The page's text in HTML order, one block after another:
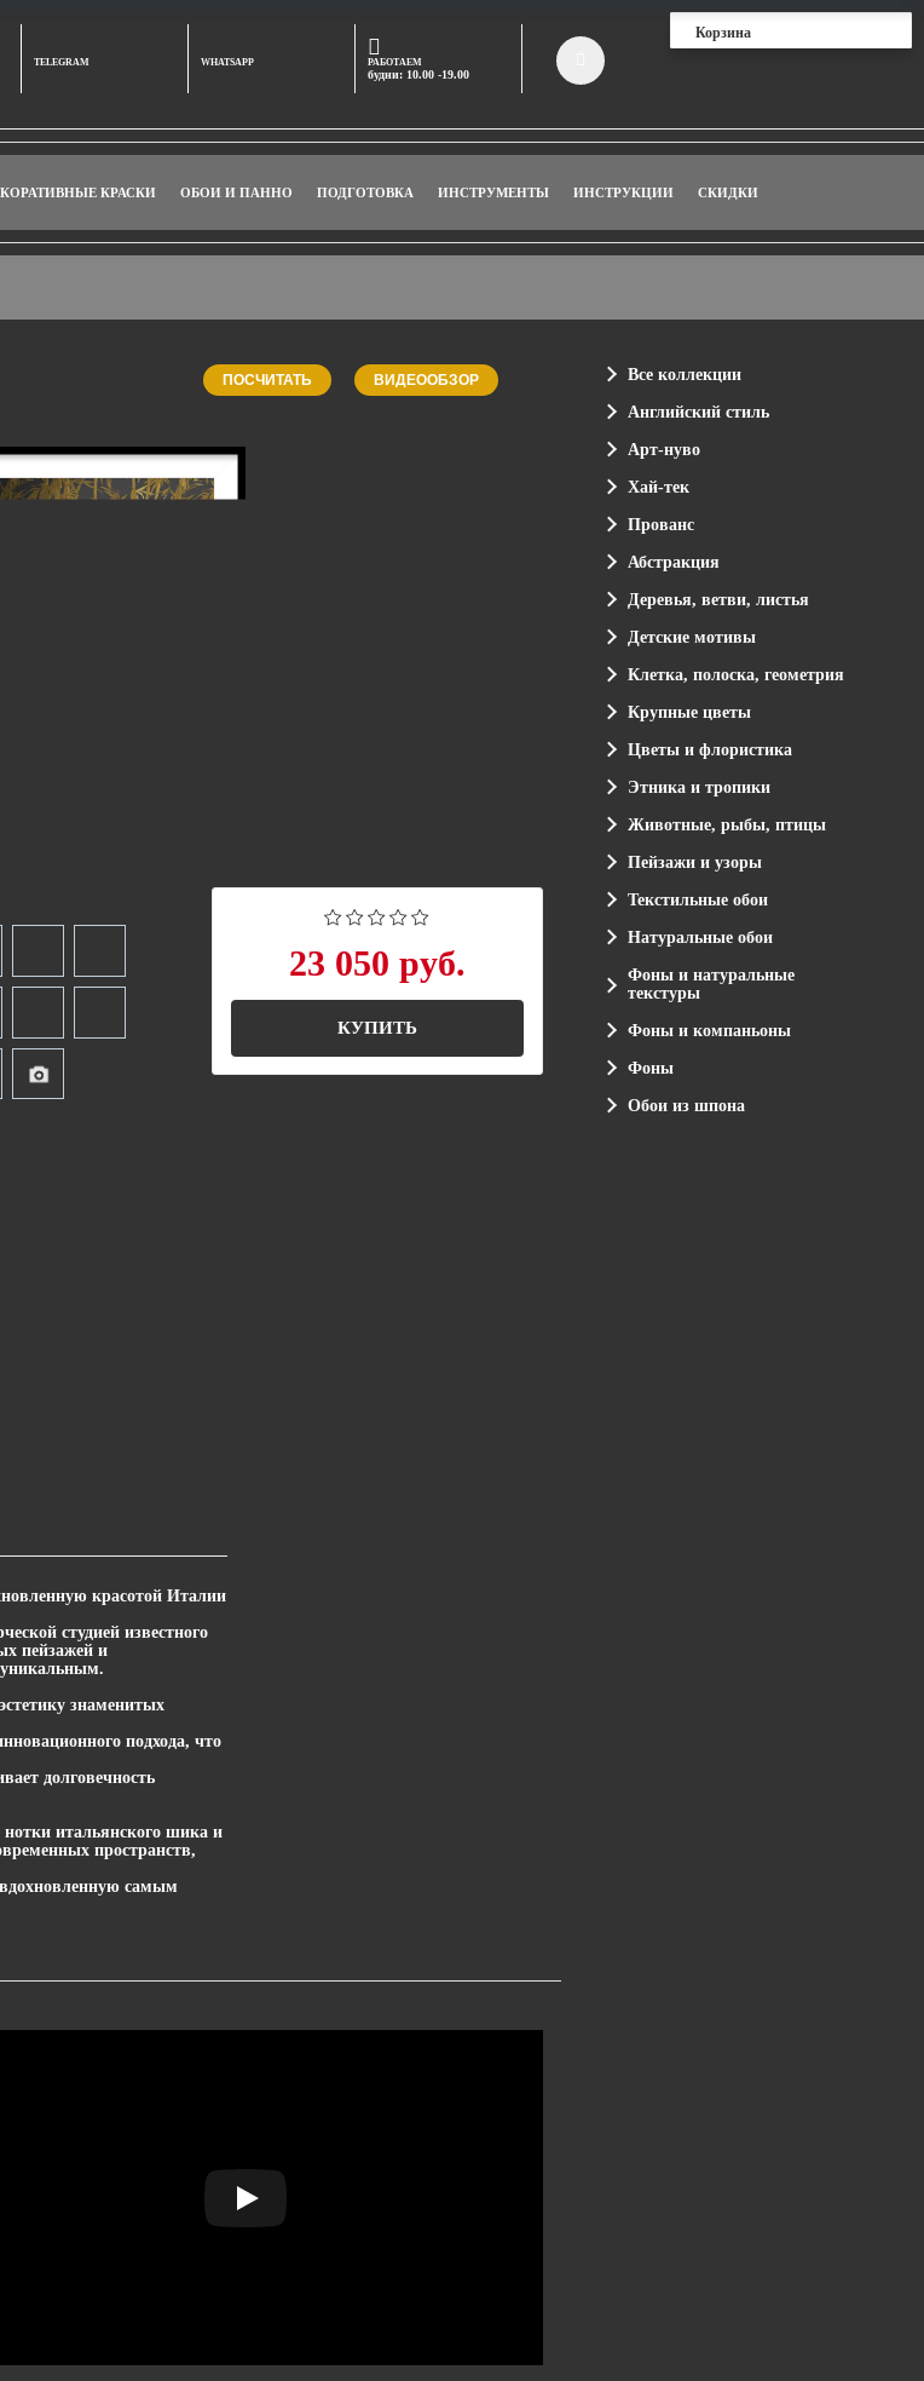
TELEGRAM WHATSAPP РАБОТАЕМ
будни: 10.00 -19.00
КРАСКИ ОБОИ И ПАННО ПОДГОТОВКА ИНСТРУМЕНТЫ ИНСТРУКЦИИ СКИДКИ
Все коллекции
Английский стиль
Арт-нуво
Хай-тек
Прованс
Абстракция
Деревья, ветви, листья
Детские мотивы
Клетка, полоска, геометрия
Крупные цветы
Цветы и флористика
Этника и тропики
Животные, рыбы, птицы
Пейзажи и узоры
Текстильные обои
Натуральные обои
Фоны и натуральные
текстуры
Фоны и компаньоны
Фоны
Обои из шпона
ПОСЧИТАТЬ ВИДЕООБЗОР
Корзина
23 050 руб.
КУПИТЬ
красотой Италии
студией известного
пейзажей и
уникальным.
знаменитых
подхода, что
долговечность
нотки итальянского шика и
пространств,
самым